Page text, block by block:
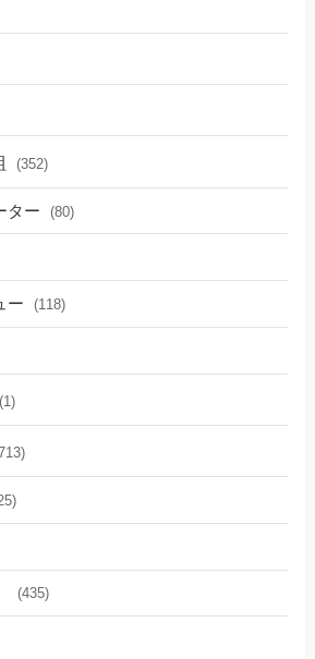
(352)
ター (80)
ー (118)
(1)
(435)